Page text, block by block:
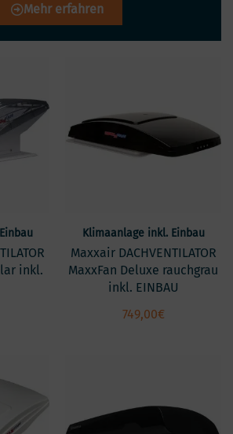
Mehr erfahren
inkl.
Klimaanlage inkl. Einbau
Maxxair DACHVENTILATOR
MaxxFan Deluxe rauchgrau
inkl. EINBAU
749,00€